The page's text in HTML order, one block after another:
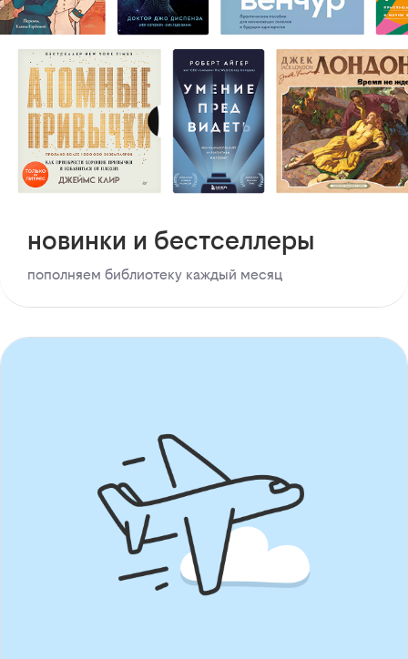
новинки и бестселлеры
пополняем библиотеку каждый месяц